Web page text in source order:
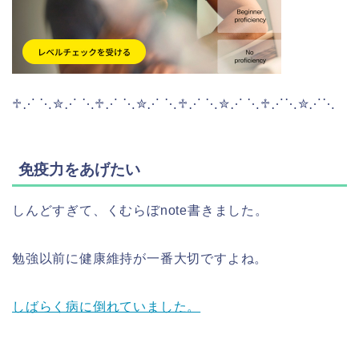
♱⋰ ⋱✮⋰ ⋱♱⋰ ⋱✮⋰ ⋱♱⋰ ⋱✮⋰ ⋱♱⋰⋱✮⋰⋱
免疫力をあげたい
しんどすぎて、くむらぼnote書きました。
勉強以前に健康維持が一番大切ですよね。
しばらく病に倒れていました。